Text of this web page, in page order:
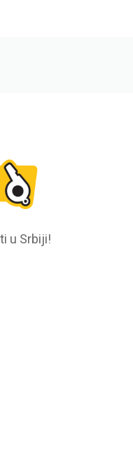
u Srbiji!